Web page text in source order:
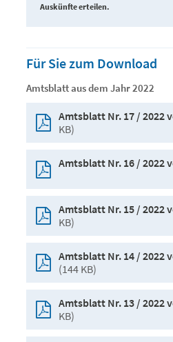
Auskünfte erteilen.
Für Sie zum Download
Amtsblatt aus dem Jahr 2022
Amtsblatt Nr. 17 / 2022
KB)
Amtsblatt Nr. 16 / 2022
Amtsblatt Nr. 15 / 2022
KB)
Amtsblatt Nr. 14 / 2022
(144 KB)
Amtsblatt Nr. 13 / 2022
KB)